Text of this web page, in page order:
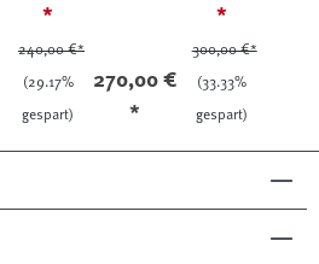
*
240,00 €*
(29.17%
gespart)
270,00 €
*
*
300,00 €*
(33.33%
gespart)